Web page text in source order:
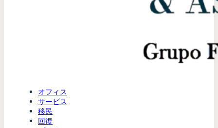
オフィス
サービス
移民
回復